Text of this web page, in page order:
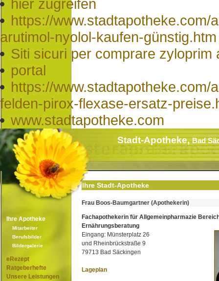
hier zugreifen
https://
arutimol-nyolol-kaufen-günstig.htm
Siti sicuri per comprare zyloprim
portal
https://
felden-pirox-flexase-ersatz-
www.stadtapotheke.com
Stadt-Apotheke,Bad
Ihre Apotheke
Mitarbeiter
Berufsbilder
Bildergalerie
eRezept
Ratgeberhefte
Unsere Leistungen
Ihre Stadt-Apotheke
Frau Boos-Baumgartner (Apothekerin)
Fachapothekerin für Allgemeinpharmazie
Ernährungsberatung
Eingang: Münsterplatz 26
und Rheinbrückstraße 9
79713 Bad Säckingen
Lageplan